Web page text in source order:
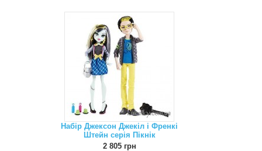
Набір Джексон Джекіл і Френкі
Штейн серія Пікнік
2 805 грн